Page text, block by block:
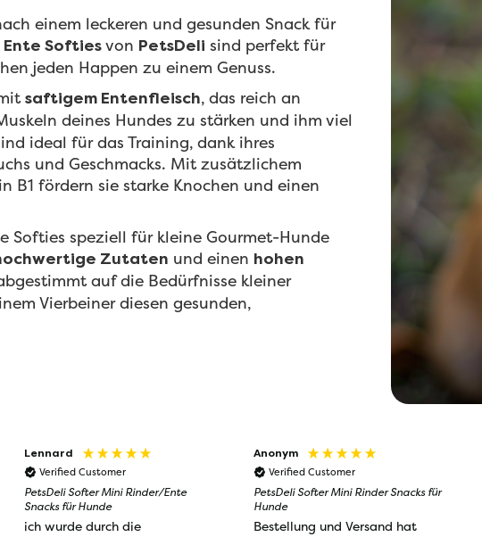
einem leckeren und gesunden Snack für
Ente Softiesvon PetsDeli sind perfekt für
jeden Happen zu einem Genuss.
saftigem Entenfleisch, das reich an
deines Hundes zu stärken und ihm viel
ideal für das Training, dank ihres
und Geschmacks. Mit zusätzlichem
B1 fördern sie starke Knochen und einen
Softies speziell für kleine Gourmet-Hunde
Zutaten und einen hohen
auf die Bedürfnisse kleiner
Vierbeiner diesen gesunden,
Lennard
Verified Customer
PetsDeli Softer Mini Rinder/Ente
Snacks für Hunde
ich wurde durch die
Anonym
Verified Customer
PetsDeli Softer Mini Rinder Snacks für
Hunde
Bestellung und Versand hat